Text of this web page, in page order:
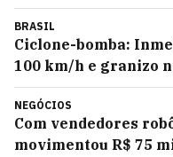
BRASIL
Ciclone-bomba:
100 km/h e granizo
NEGÓCIOS
Com vendedores
movimentou R$ 75